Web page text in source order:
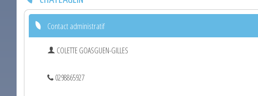
Contact administratif
COLETTE GOASGUEN-GILLES
0298865927